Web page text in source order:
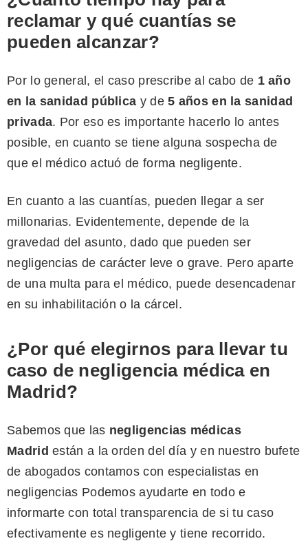
reclamar y qué cuantías se
pueden alcanzar?
Por lo general, el caso prescribe al cabo de 1 año
en la sanidad pública y de5 años en la sanidad
privada. Por eso es importante hacerlo lo antes
posible, en cuanto se tiene alguna sospecha de
que el médico actuó de forma negligente.
En cuanto a las cuantías, pueden llegar a ser
millonarias. Evidentemente, depende de la
gravedad del asunto, dado que pueden ser
negligencias de carácter leve o grave. Pero aparte
de una multa para el médico, puede desencadenar
en su inhabilitación o la cárcel.
¿Por qué elegirnos para llevar tu
caso de negligencia médica en
Madrid?
Sabemos que las negligencias médicas
Madrid están a la orden del día y en nuestro bufete
de abogados contamos con especialistas en
negligencias Podemos ayudarte en todo e
informarte con total transparencia de si tu caso
efectivamente es negligente y tiene recorrido.